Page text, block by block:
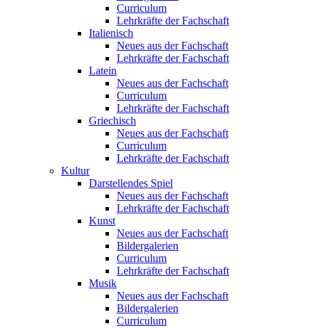
Curriculum
Lehrkräfte der Fachschaft
Italienisch
Neues aus der Fachschaft
Lehrkräfte der Fachschaft
Latein
Neues aus der Fachschaft
Curriculum
Lehrkräfte der Fachschaft
Griechisch
Neues aus der Fachschaft
Curriculum
Lehrkräfte der Fachschaft
Kultur
Darstellendes Spiel
Neues aus der Fachschaft
Lehrkräfte der Fachschaft
Kunst
Neues aus der Fachschaft
Bildergalerien
Curriculum
Lehrkräfte der Fachschaft
Musik
Neues aus der Fachschaft
Bildergalerien
Curriculum